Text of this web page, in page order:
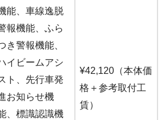
能、車線逸脱
報機能、ふら
き警報機能、
イビームアシ
ト、先行車発
お知らせ機
、標識認識機
¥42,120（本体価
格＋参考取付工
賃）